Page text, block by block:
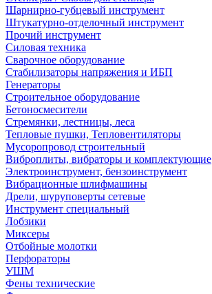
Шарнирно-губцевый инструмент
Штукатурно-отделочный инструмент
Прочий инструмент
Силовая техника
Сварочное оборудование
Стабилизаторы напряжения и ИБП
Генераторы
Строительное оборудование
Бетоносмесители
Стремянки, лестницы, леса
Тепловые пушки, Тепловентиляторы
Мусоропровод строительный
Виброплиты, вибраторы и комплектующие
Электроинструмент, бензоинструмент
Вибрационные шлифмашины
Дрели, шуруповерты сетевые
Инструмент специальный
Лобзики
Миксеры
Отбойные молотки
Перфораторы
УШМ
Фены технические